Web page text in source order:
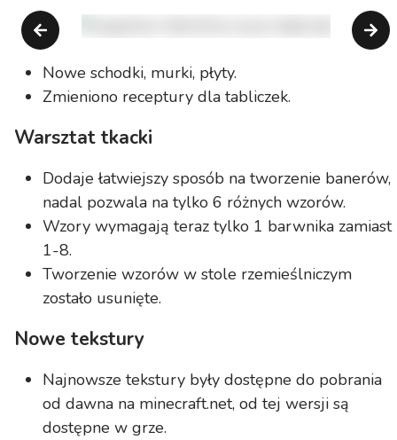
Nowe schodki, murki, płyty.
Zmieniono receptury dla tabliczek.
Warsztat tkacki
Dodaje łatwiejszy sposób na tworzenie banerów,
nadal pozwala na tylko 6 różnych wzorów.
Wzory wymagają teraz tylko 1 barwnika zamiast
1-8.
Tworzenie wzorów w stole rzemieślniczym
zostało usunięte.
Nowe tekstury
Najnowsze tekstury były dostępne do pobrania
od dawna na minecraft.net, od tej wersji są
dostępne w grze.